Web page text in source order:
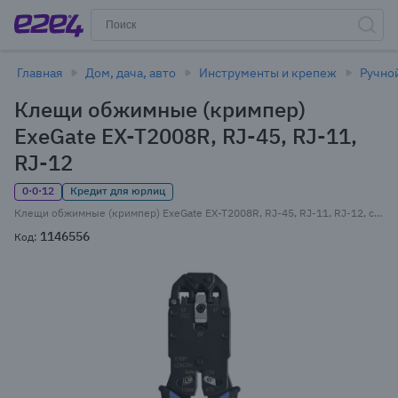
Главная Дом, дача, авто Инструменты и крепеж
Клещи обжимные (кримпер)
ExeGate EX-T2008R, RJ-45, RJ-11,
RJ-12
0·0·12
Кредит для юрлиц
Клещи обжимные (кримпер) ExeGate EX-T2008R, RJ-45, RJ-11, RJ-12, с храповым механизмом (EX293155RUS)
Код: 1146556